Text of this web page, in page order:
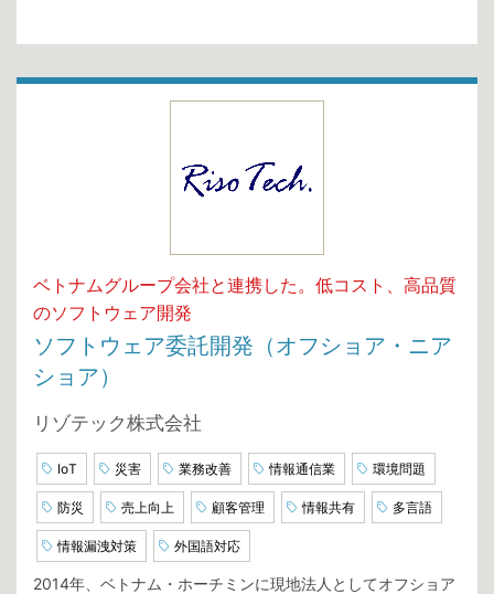
ベトナムグループ会社と連携した。低コスト、高品質
のソフトウェア開発
ソフトウェア委託開発（オフショア・ニア
ショア）
リゾテック株式会社
IoT 災害 業務改善 情報通信業 環境問題
防災 売上向上 顧客管理 情報共有 多言語
情報漏洩対策 外国語対応
2014年、ベトナム・ホーチミンに現地法人としてオフショア